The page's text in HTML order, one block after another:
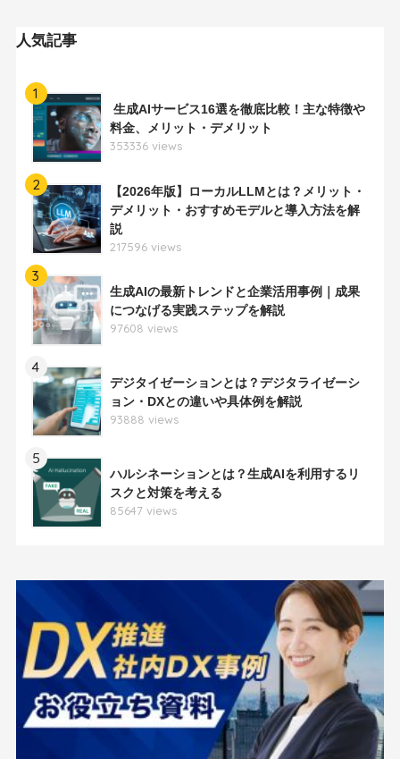
人気記事
1
生成AIサービス16選を徹底比較！主な特徴や
料金、メリット・デメリット
353336 views
2
【2026年版】ローカルLLMとは？メリット・
デメリット・おすすめモデルと導入方法を解
説
217596 views
3
生成AIの最新トレンドと企業活用事例｜成果
につなげる実践ステップを解説
97608 views
4
デジタイゼーションとは？デジタライゼーシ
ョン・DXとの違いや具体例を解説
93888 views
5
ハルシネーションとは？生成AIを利用するリ
スクと対策を考える
85647 views